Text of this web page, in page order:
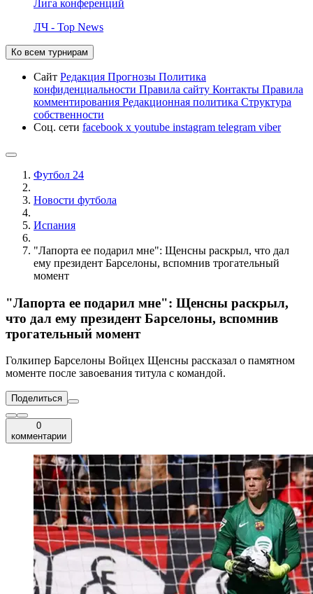
Лига конференций
ЛЧ - Top News
Ко всем турнирам
Сайт Редакция Прогнозы Политика
конфиденциальности Правила сайту Контакты Правила
комментирования Редакционная политика Структура
собственности
Соц. сети facebook x youtube instagram telegram viber
Футбол 24
Новости футбола
Испания
"Лапорта ее подарил мне": Щенсны раскрыл, что дал
ему президент Барселоны, вспомнив трогательный
момент
"Лапорта ее подарил мне": Щенсны раскрыл,
что дал ему президент Барселоны, вспомнив
трогательный момент
Голкипер Барселоны Войцех Щенсны рассказал о памятном
моменте после завоевания титула с командой.
Поделиться
0
комментарии